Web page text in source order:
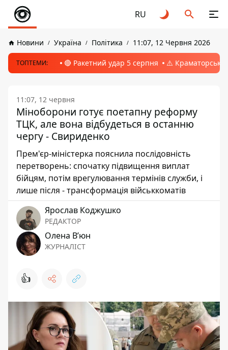
RU
Новини Україна Політика 11:07, 12 Червня 2026
ТОПТЕМИ: 🔴 Ракетний удар 5 серпня ⚠️ Краматорськ,
11:07, 12 червня
Міноборони готує поетапну реформу
ТЦК, але вона відбудеться в останню
чергу - Свириденко
Прем'єр-міністерка пояснила послідовність
перетворень: спочатку підвищення виплат
бійцям, потім врегулювання термінів служби, і
лише після - трансформація військкоматів
Ярослав Коджушко
РЕДАКТОР
Олена Вʼюн
ЖУРНАЛІСТ
👍